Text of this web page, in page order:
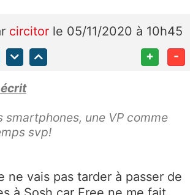
circitor le 05/11/2020 à 10h45
+ -
smartphones, une VP comme
svp!
ne vais pas tarder à passer de